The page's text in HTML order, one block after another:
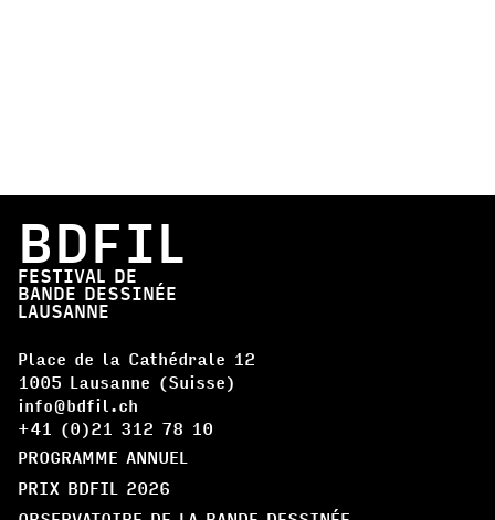
BDFIL
FESTIVAL DE
BANDE DESSINÉE
LAUSANNE
Place de la Cathédrale 12
1005 Lausanne (Suisse)
info@bdfil.ch
+41 (0)21 312 78 10
PROGRAMME ANNUEL
PRIX BDFIL 2026